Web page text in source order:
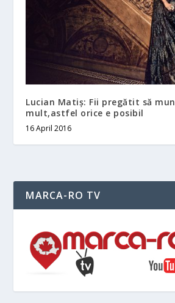
Lucian Matiș: Fii pregătit să
mult,astfel orice e posibil
16 April 2016
MARCA-RO TV